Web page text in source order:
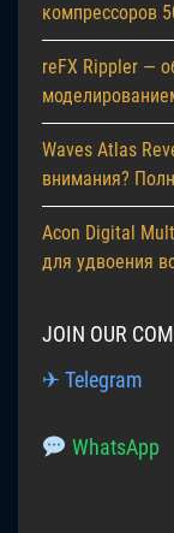
компрессоров
reFX Rippler —
Waves Atlas
внимания?
Acon Digital
для удвоения
JOIN OUR
✈ Telegram
WhatsApp